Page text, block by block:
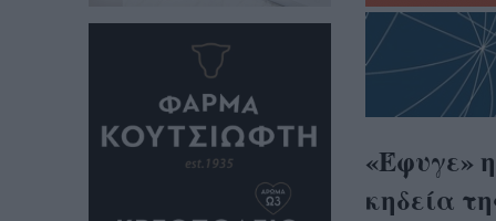
«Έφυγε»
κηδεία